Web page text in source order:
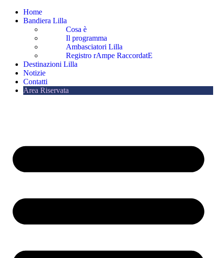
Home
Bandiera Lilla
Cosa è
Il programma
Ambasciatori Lilla
Registro rAmpe RaccordatE
Destinazioni Lilla
Notizie
Contatti
Area Riservata